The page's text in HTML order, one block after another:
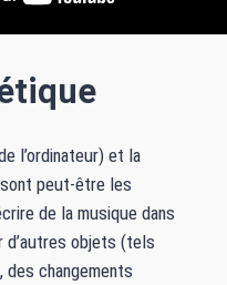
l’ordinateur) et la
peut-être les
de la musique dans
d’autres objets (tels
changements